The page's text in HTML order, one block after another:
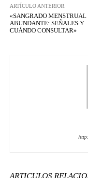
ARTÍCULO ANTERIOR
«SANGRADO MENSTRUAL
ABUNDANTE: SEÑALES Y
CUÁNDO CONSULTAR»
ARTICULOS